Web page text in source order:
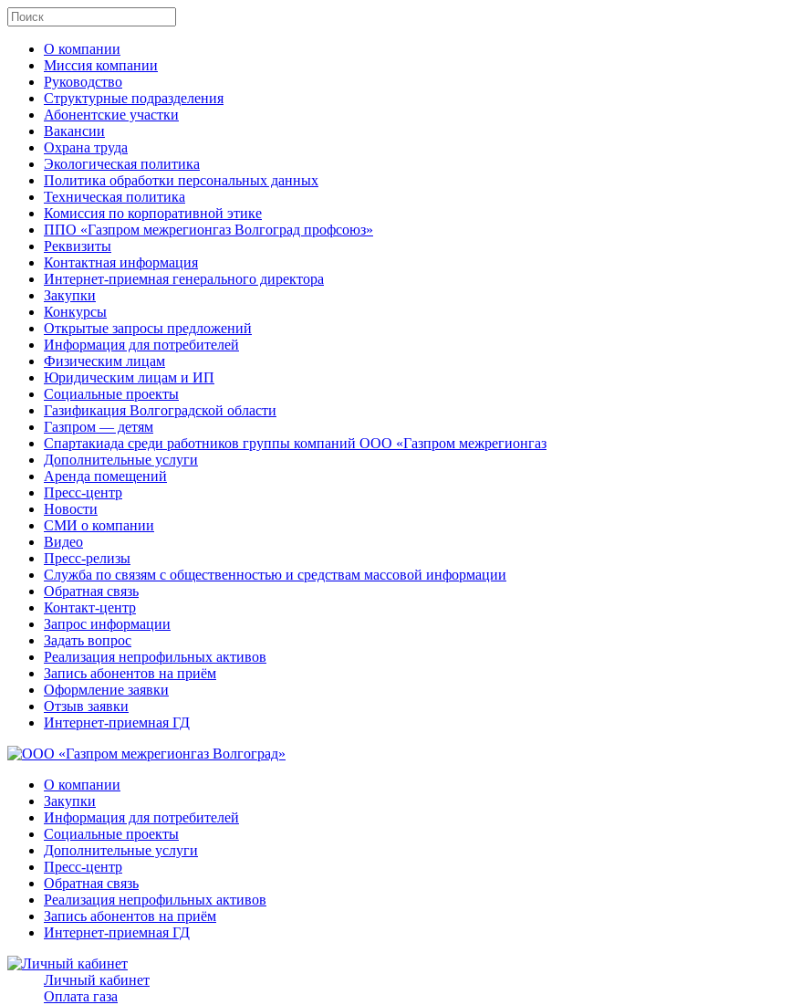
О компании
Миссия компании
Руководство
Структурные подразделения
Абонентские участки
Вакансии
Охрана труда
Экологическая политика
Политика обработки персональных данных
Техническая политика
Комиссия по корпоративной этике
ППО «Газпром межрегионгаз Волгоград профсоюз»
Реквизиты
Контактная информация
Интернет-приемная генерального директора
Закупки
Конкурсы
Открытые запросы предложений
Информация для потребителей
Физическим лицам
Юридическим лицам и ИП
Социальные проекты
Газификация Волгоградской области
Газпром — детям
Спартакиада среди работников группы компаний ООО «Газпром межрегионгаз
Дополнительные услуги
Аренда помещений
Пресс-центр
Новости
СМИ о компании
Видео
Пресс-релизы
Служба по связям с общественностью и средствам массовой информации
Обратная связь
Контакт-центр
Запрос информации
Задать вопрос
Реализация непрофильных активов
Запись абонентов на приём
Оформление заявки
Отзыв заявки
Интернет-приемная ГД
О компании
Закупки
Информация для потребителей
Социальные проекты
Дополнительные услуги
Пресс-центр
Обратная связь
Реализация непрофильных активов
Запись абонентов на приём
Интернет-приемная ГД
Личный кабинет
Оплата газа